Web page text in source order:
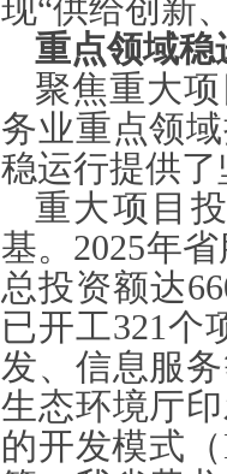
现“供给创新
重点领域稳
聚焦重大
务业重点领
稳运行提供
重大项目
基。 2025年
总投资额达
已开工321个
发、信息服
生态环境厅
的开发模式